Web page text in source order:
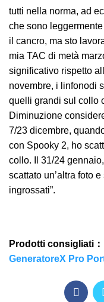
tutti nella norma, ad
che sono
il cancro, ma sto
mia TAC di metà
significativo rispetto
novembre, i linfonodi
quelli grandi sul collo
Diminuzione
7/23 dicembre,
con Spooky 2, ho
collo. Il 31/24
scattato un’altra foto
ingrossati”.
Prodotti consigliati：
GeneratoreX Pro